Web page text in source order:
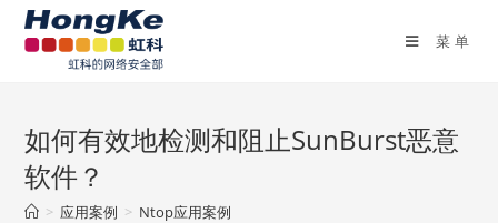
菜单
如何有效地检测和阻止SunBurst恶意
软件？
> 应用案例 > Ntop应用案例